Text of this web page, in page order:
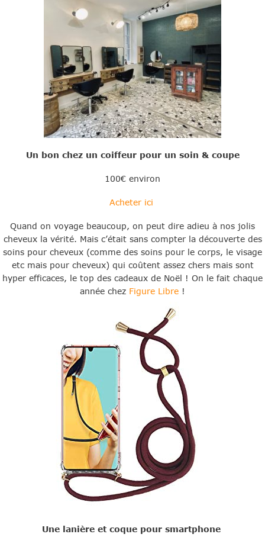
Un bon chez un coiffeur pour un soin & coupe
100€ environ
Acheter ici
Quand on voyage beaucoup, on peut dire adieu à nos jolis
cheveux la vérité. Mais c’était sans compter la découverte des
soins pour cheveux (comme des soins pour le corps, le visage
etc mais pour cheveux) qui coûtent assez chers mais sont
hyper efficaces, le top des cadeaux de Noël ! On le fait chaque
année chez Figure Libre !
Une lanière et coque pour smartphone